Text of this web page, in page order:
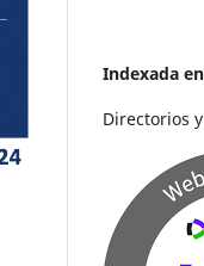
Indexada
Directorios